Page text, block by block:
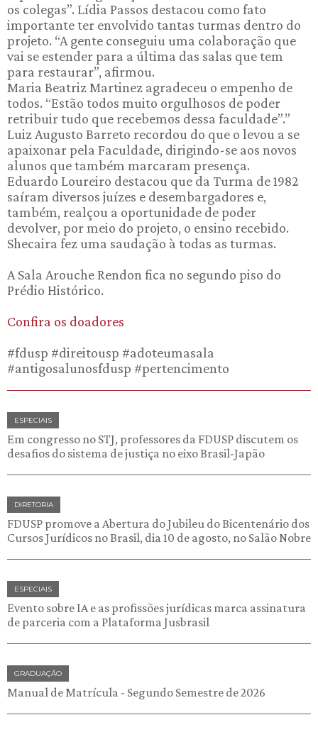
os colegas”. Lídia Passos destacou como fato
importante ter envolvido tantas turmas dentro do
projeto. “A gente conseguiu uma colaboração que
vai se estender para a última das salas que tem
para restaurar”, afirmou.
Maria Beatriz Martinez agradeceu o empenho de
todos. “Estão todos muito orgulhosos de poder
retribuir tudo que recebemos dessa faculdade”.”
Luiz Augusto Barreto recordou do que o levou a se
apaixonar pela Faculdade, dirigindo-se aos novos
alunos que também marcaram presença.
Eduardo Loureiro destacou que da Turma de 1982
saíram diversos juízes e desembargadores e,
também, realçou a oportunidade de poder
devolver, por meio do projeto, o ensino recebido.
Shecaira fez uma saudação à todas as turmas.
A Sala Arouche Rendon fica no segundo piso do
Prédio Histórico.
Confira os doadores
#fdusp #direitousp #adoteumasala
#antigosalunosfdusp #pertencimento
ESPECIAIS
Em congresso no STJ, professores da FDUSP discutem os
desafios do sistema de justiça no eixo Brasil-Japão
DIRETORIA
FDUSP promove a Abertura do Jubileu do Bicentenário dos
Cursos Jurídicos no Brasil, dia 10 de agosto, no Salão Nobre
ESPECIAIS
Evento sobre IA e as profissões jurídicas marca assinatura
de parceria com a Plataforma Jusbrasil
GRADUAÇÃO
Manual de Matrícula - Segundo Semestre de 2026